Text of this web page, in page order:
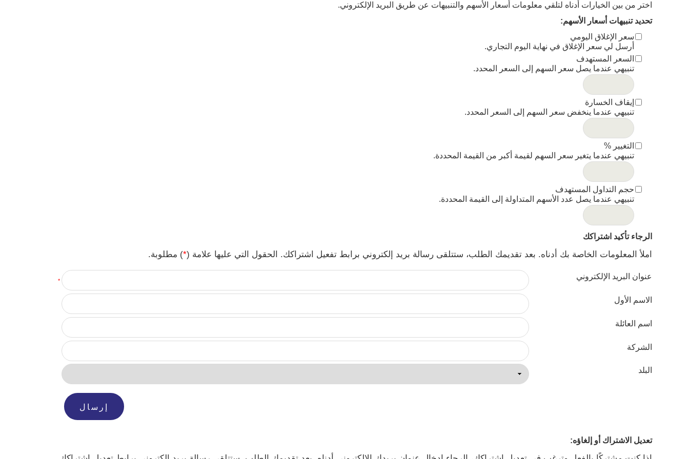
اختر من بين الخيارات أدناه لتلقي معلومات أسعار الأسهم والتنبيهات عن طريق البريد الإلكتروني.
تحديد تنبيهات أسعار الأسهم:
سعر الإغلاق اليومي
أرسل لي سعر الإغلاق في نهاية اليوم التجاري.
السعر المستهدف
تنبيهي عندما يصل سعر السهم إلى السعر المحدد.
إيقاف الخسارة
تنبيهي عندما ينخفض سعر السهم إلى السعر المحدد.
التغيير %
تنبيهي عندما يتغير سعر السهم لقيمة أكبر من القيمة المحددة.
حجم التداول المستهدف
تنبيهي عندما يصل عدد الأسهم المتداولة إلى القيمة المحددة.
الرجاء تأكيد اشتراكك
املأ المعلومات الخاصة بك أدناه. بعد تقديمك الطلب، ستتلقى رسالة بريد إلكتروني برابط تفعيل اشتراكك. الحقول التي عليها علامة (*) مطلوبة.
عنوان البريد الإلكتروني *
الاسم الأول
اسم العائلة
الشركة
البلد
تعديل الاشتراك أو إلغاؤه: